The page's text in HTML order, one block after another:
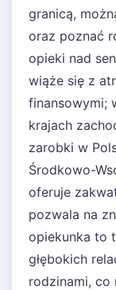
granicą,
oraz poznać
opieki nad
wiąże się z
finansowymi;
krajach
zarobki w
Środkowo-
oferuje
pozwala na
opiekunka to
głębokich
rodzinami, co